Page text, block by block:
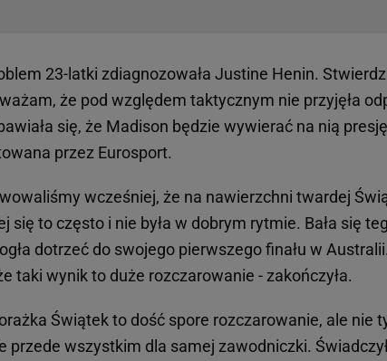
23-latki zdiagnozowała Justine Henin.
że pod względem taktycznym nie przyjęła
się, że Madison będzie wywierać na nią
przez Eurosport.
wcześniej, że na nawierzchni twardej
się to często i nie była w dobrym rytmie. Bała się
dotrzeć do swojego pierwszego finału w
taki wynik to duże rozczarowanie - zakończyła.
Świątek to dość spore rozczarowanie, ale nie
przede wszystkim dla samej zawodniczki.